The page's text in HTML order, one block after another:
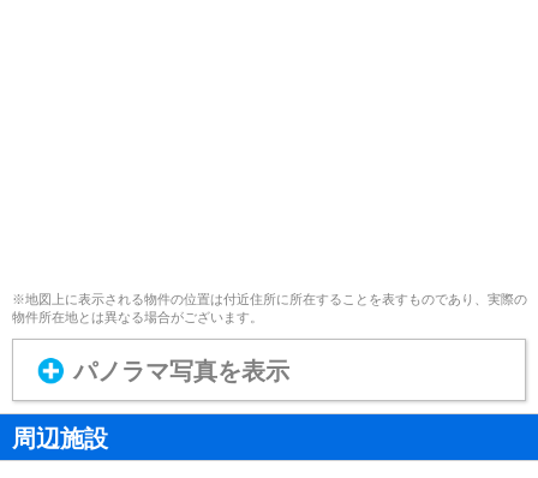
※地図上に表示される物件の位置は付近住所に所在することを表すものであり、実際の
物件所在地とは異なる場合がございます。
パノラマ写真を表示
周辺施設